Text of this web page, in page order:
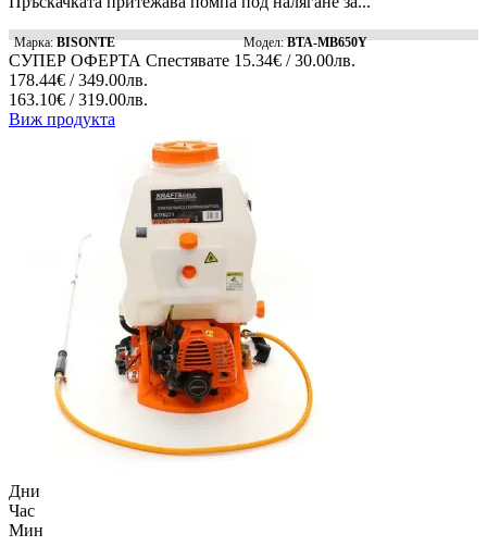
Марка:BISONTE Модел:BTA-MB650Y
СУПЕР ОФЕРТА Спестявате 15.34€ / 30.00лв.
178.44€ / 349.00лв.
163.10€ / 319.00лв.
Виж продукта
Дни
Час
Мин